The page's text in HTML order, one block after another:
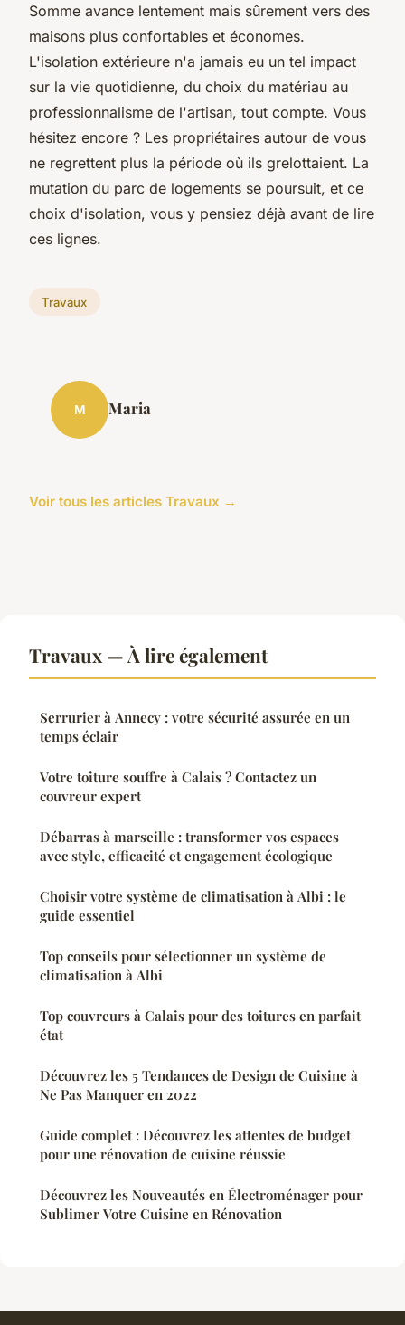
Somme avance lentement mais sûrement vers des
maisons plus confortables et économes.
L'isolation extérieure n'a jamais eu un tel impact
sur la vie quotidienne, du choix du matériau au
professionnalisme de l'artisan, tout compte. Vous
hésitez encore ? Les propriétaires autour de vous
ne regrettent plus la période où ils grelottaient. La
mutation du parc de logements se poursuit, et ce
choix d'isolation, vous y pensiez déjà avant de lire
ces lignes.
Travaux
M Maria
Voir tous les articles Travaux →
Travaux — À lire également
Serrurier à Annecy : votre sécurité assurée en un
temps éclair
Votre toiture souffre à Calais ? Contactez un
couvreur expert
Débarras à marseille : transformer vos espaces
avec style, efficacité et engagement écologique
Choisir votre système de climatisation à Albi : le
guide essentiel
Top conseils pour sélectionner un système de
climatisation à Albi
Top couvreurs à Calais pour des toitures en parfait
état
Découvrez les 5 Tendances de Design de Cuisine à
Ne Pas Manquer en 2022
Guide complet : Découvrez les attentes de budget
pour une rénovation de cuisine réussie
Découvrez les Nouveautés en Électroménager pour
Sublimer Votre Cuisine en Rénovation